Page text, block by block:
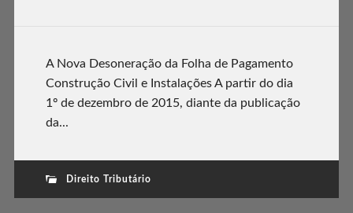
A Nova Desoneração da Folha de Pagamento
Construção Civil e Instalações A partir do dia
1º de dezembro de 2015, diante da publicação
da...
Direito Tributário